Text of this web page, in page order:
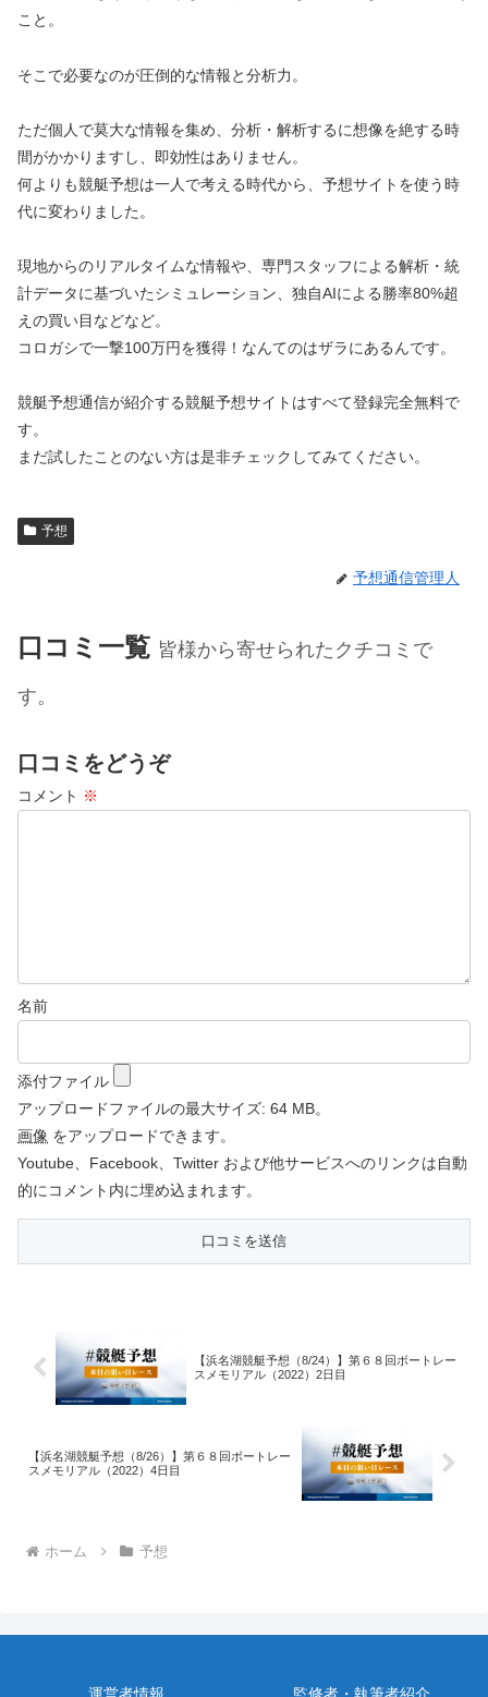
こと。
そこで必要なのが圧倒的な情報と分析力。
ただ個人で莫大な情報を集め、分析・解析するに想像を絶する時
間がかかりますし、即効性はありません。
何よりも競艇予想は一人で考える時代から、予想サイトを使う時
代に変わりました。
現地からのリアルタイムな情報や、専門スタッフによる解析・統
計データに基づいたシミュレーション、独自AIによる勝率80%超
えの買い目などなど。
コロガシで一撃100万円を獲得！なんてのはザラにあるんです。
競艇予想通信が紹介する競艇予想サイトはすべて登録完全無料で
す。
まだ試したことのない方は是非チェックしてみてください。
予想
予想通信管理人
口コミ一覧 皆様から寄せられたクチコミで
す。
口コミをどうぞ
コメント ※
名前
添付ファイル
アップロードファイルの最大サイズ: 64 MB。
画像 をアップロードできます。
Youtube、Facebook、Twitter および他サービスへのリンクは自動
的にコメント内に埋め込まれます。
【浜名湖競艇予想（8/24）】第６８回ボートレー
スメモリアル（2022）2日目
【浜名湖競艇予想（8/26）】第６８回ボートレー
スメモリアル（2022）4日目
ホーム 予想